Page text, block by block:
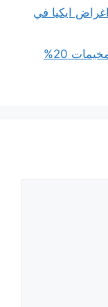
ايكيا في
تركيب خيام الفروانية فني تركيب مخيمات 20%